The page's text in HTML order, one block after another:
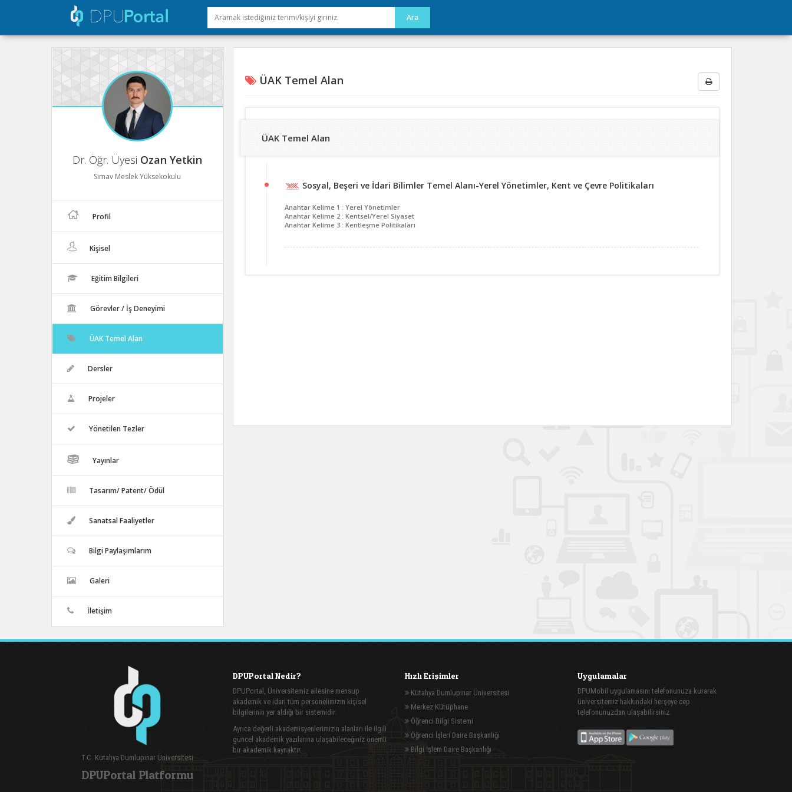
Dr. Öğr. Üyesi Ozan Yetkin
Simav Meslek Yüksekokulu
Profil
Kişisel
Eğitim Bilgileri
Görevler / İş Deneyimi
ÜAK Temel Alan
Dersler
Projeler
Yönetilen Tezler
Yayınlar
Tasarım/ Patent/ Ödül
Sanatsal Faaliyetler
Bilgi Paylaşımlarım
Galeri
İletişim
ÜAK Temel Alan
ÜAK Temel Alan
Sosyal, Beşeri ve İdari Bilimler Temel Alanı-Yerel Yönetimler, Kent ve Çevre Politikaları
Anahtar Kelime 1 : Yerel Yönetimler
Anahtar Kelime 2 : Kentsel/Yerel Siyaset
Anahtar Kelime 3 : Kentleşme Politikaları
T.C. Kütahya Dumlupınar Üniversitesi
DPUPortal Platformu
DPUPortal Nedir?
DPUPortal, Üniversitemiz ailesine mensup
akademik ve idari tüm personelimizin kişisel
bilgilerinin yer aldığı bir sistemidir.
Ayrıca değerli akademisyenlerimizin alanları ile ilgili
güncel akademik yazılarına ulaşabileceğiniz önemli
bir akademik kaynaktır.
Hızlı Erişimler
Kütahya Dumlupınar Üniversitesi
Merkez Kütüphane
Öğrenci Bilgi Sistemi
Öğrenci İşleri Daire Başkanlığı
Bilgi İşlem Daire Başkanlığı
Uygulamalar
DPUMobil uygulamasını telefonunuza kurarak
üniversitemiz hakkındaki herşeye cep
telefonunuzdan ulaşabilirsiniz.